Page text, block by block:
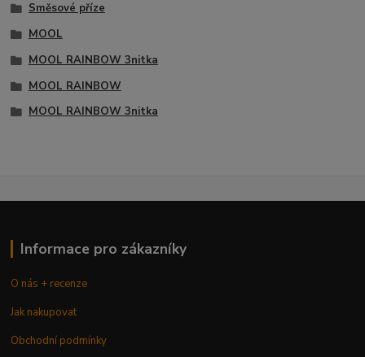
Směsové příze
MOOL
MOOL RAINBOW 3nitka
MOOL RAINBOW
MOOL RAINBOW 3nitka
Informace pro zákazníky
O nás + recenze
Jak nakupovat
Obchodní podmínky